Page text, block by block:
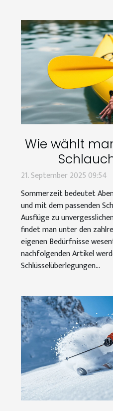
Wie wählt
21. September 2025 09:54
Sommerzeit bedeutet
und mit dem passenden
Ausflüge zu
findet man unter den
eigenen Bedürfnisse
nachfolgenden Artikel
Schlüsselüberlegungen...